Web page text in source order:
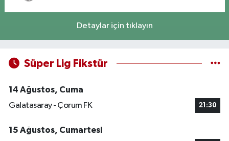
Detaylar için tıklayın
Süper Lig Fikstür
14 Ağustos, Cuma
Galatasaray - Çorum FK
21:30
15 Ağustos, Cumartesi